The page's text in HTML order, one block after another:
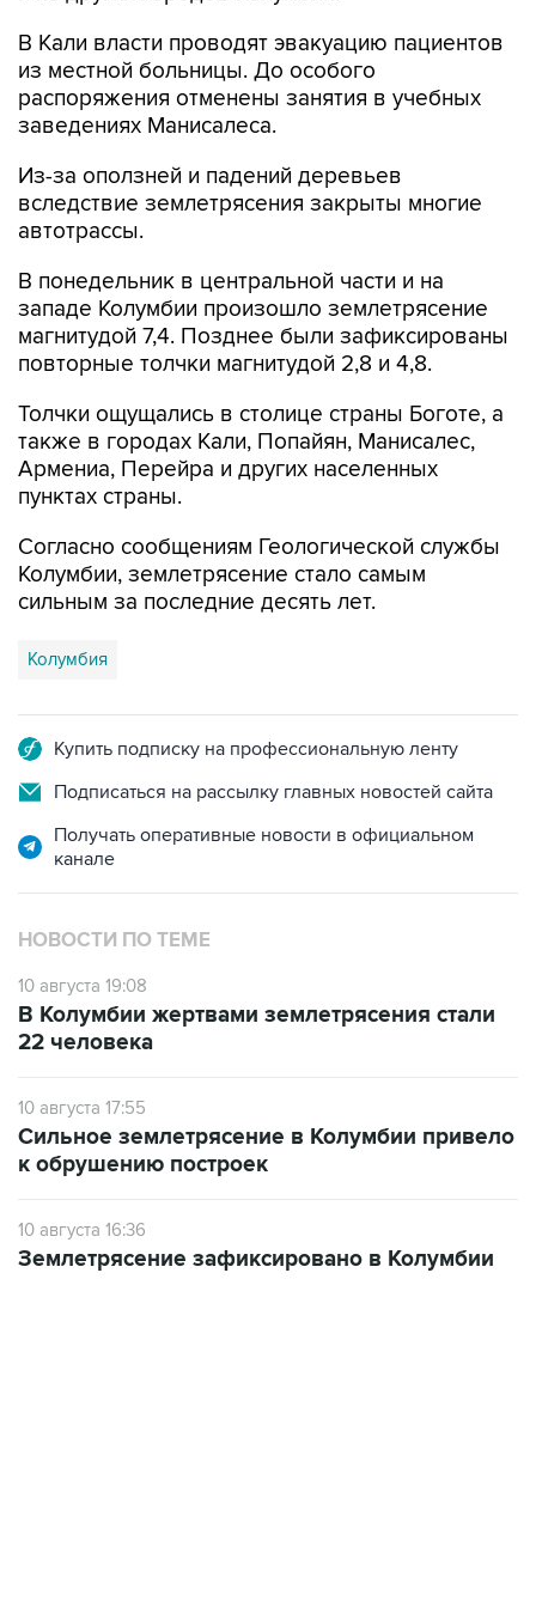
В Кали власти проводят эвакуацию пациентов
из местной больницы. До особого
распоряжения отменены занятия в учебных
заведениях Манисалеса.
Из-за оползней и падений деревьев
вследствие землетрясения закрыты многие
автотрассы.
В понедельник в центральной части и на
западе Колумбии произошло землетрясение
магнитудой 7,4. Позднее были зафиксированы
повторные толчки магнитудой 2,8 и 4,8.
Толчки ощущались в столице страны Боготе, а
также в городах Кали, Попайян, Манисалес,
Армениа, Перейра и других населенных
пунктах страны.
Согласно сообщениям Геологической службы
Колумбии, землетрясение стало самым
сильным за последние десять лет.
Колумбия
Купить подписку на профессиональную ленту
Подписаться на рассылку главных новостей сайта
Получать оперативные новости в официальном
канале
НОВОСТИ ПО ТЕМЕ
10 августа 19:08
В Колумбии жертвами землетрясения стали
22 человека
10 августа 17:55
Сильное землетрясение в Колумбии привело
к обрушению построек
10 августа 16:36
Землетрясение зафиксировано в Колумбии